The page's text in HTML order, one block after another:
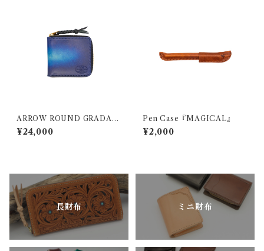
ARROW ROUND GRADATI
ON
¥24,000
Pen Case『MAGICAL』
¥2,000
長財布 ミニ財布